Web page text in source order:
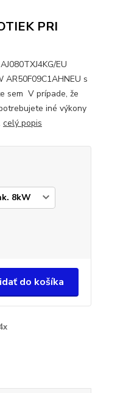
PRI
EU
s
sem V prípade, že
iné výkony
celý popis
do košíka